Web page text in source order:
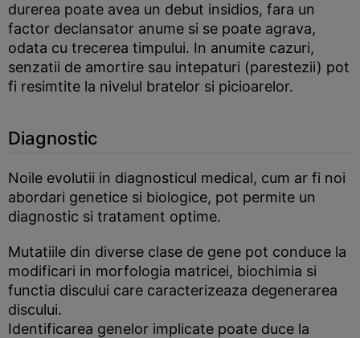
durerea poate avea un debut insidios, fara un
factor declansator anume si se poate agrava,
odata cu trecerea timpului. In anumite cazuri,
senzatii de amortire sau intepaturi (parestezii) pot
fi resimtite la nivelul bratelor si picioarelor.
Diagnostic
Noile evolutii in diagnosticul medical, cum ar fi noi
abordari genetice si biologice, pot permite un
diagnostic si tratament optime.
Mutatiile din diverse clase de gene pot conduce la
modificari in morfologia matricei, biochimia si
functia discului care caracterizeaza degenerarea
discului.
Identificarea genelor implicate poate duce la